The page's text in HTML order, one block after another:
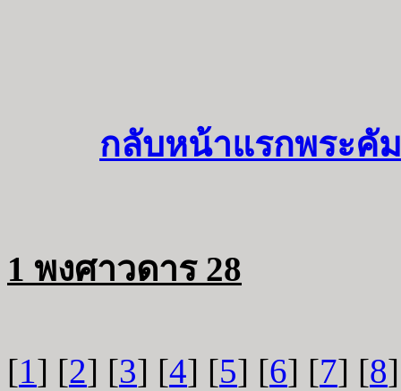
กลับหน้าแรกพระคั
1 พงศาวดาร 28
[1] [2] [3] [4] [5] [6] [7] [8